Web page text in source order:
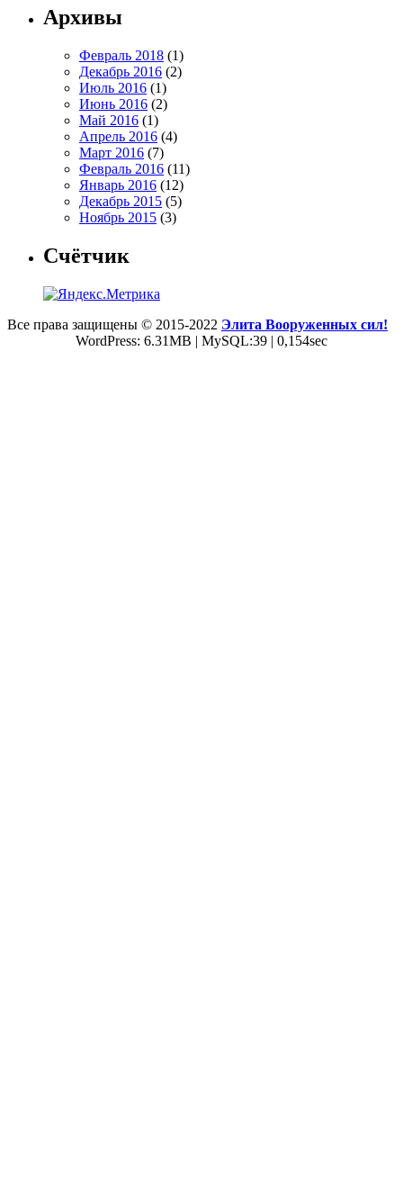
Архивы
Февраль 2018 (1)
Декабрь 2016 (2)
Июль 2016 (1)
Июнь 2016 (2)
Май 2016 (1)
Апрель 2016 (4)
Март 2016 (7)
Февраль 2016 (11)
Январь 2016 (12)
Декабрь 2015 (5)
Ноябрь 2015 (3)
Счётчик
Все права защищены © 2015-2022 Элита Вооруженных сил!
WordPress: 6.31MB | MySQL:39 | 0,154sec